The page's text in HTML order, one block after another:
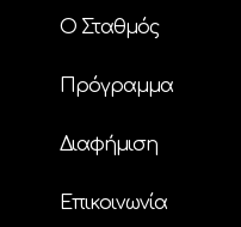
Ο Σταθμός
Πρόγραμμα
Διαφήμιση
Επικοινωνία